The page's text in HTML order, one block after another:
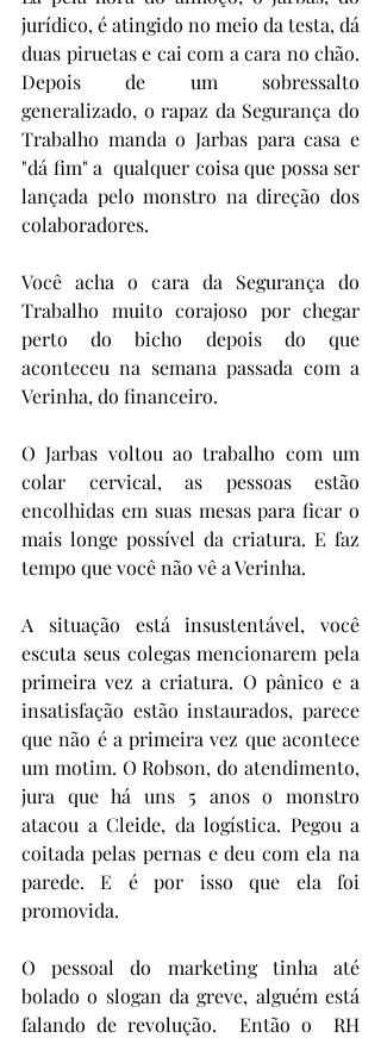
jurídico, é atingido no meio da testa, dá
duas piruetas e cai com a cara no chão.
Depois de um sobressalto
generalizado, o rapaz da Segurança do
Trabalho manda o Jarbas para casa e
"dá fim" a  qualquer coisa que possa ser
lançada pelo monstro na direção dos
colaboradores.
Você acha o cara da Segurança do
Trabalho muito corajoso por chegar
perto do bicho depois do que
aconteceu na semana passada com a
Verinha, do financeiro.
O Jarbas voltou ao trabalho com um
colar cervical, as pessoas estão
encolhidas em suas mesas para ficar o
mais longe possível da criatura. E faz
tempo que você não vê a Verinha.
A situação está insustentável, você
escuta seus colegas mencionarem pela
primeira vez a criatura. O pânico e a
insatisfação estão instaurados, parece
que não é a primeira vez que acontece
um motim. O Robson, do atendimento,
jura que há uns 5 anos o monstro
atacou a Cleide, da logística. Pegou a
coitada pelas pernas e deu com ela na
parede. E é por isso que ela foi
promovida.
O pessoal do marketing tinha até
bolado o slogan da greve, alguém está
falando de revolução.  Então o  RH